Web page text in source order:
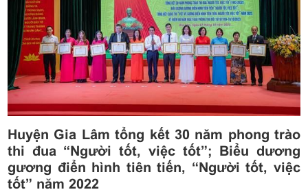
Huyện Gia Lâm tổng kết 30 năm phong trào
thi đua “Người tốt, việc tốt”; Biểu dương
gương điển hình tiên tiến, “Người tốt, việc
tốt” năm 2022